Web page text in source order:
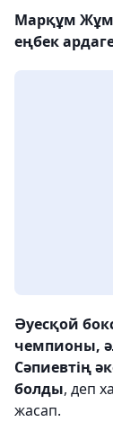
Марқұм
еңбек
Әуесқой
чемпионы,
Сәпиевтің
болды, деп
жасап.